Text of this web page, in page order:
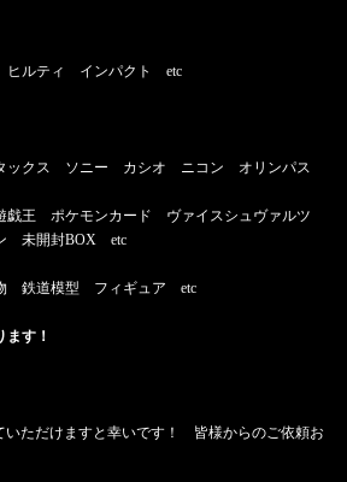
ルティ インパクト etc
ックス ソニー カシオ ニコン オリンパス
戯王 ポケモンカード ヴァイスシュヴァルツ
未開封BOX etc
鉄道模型 フィギュア etc
す！
いただけますと幸いです！ 皆様からのご依頼お